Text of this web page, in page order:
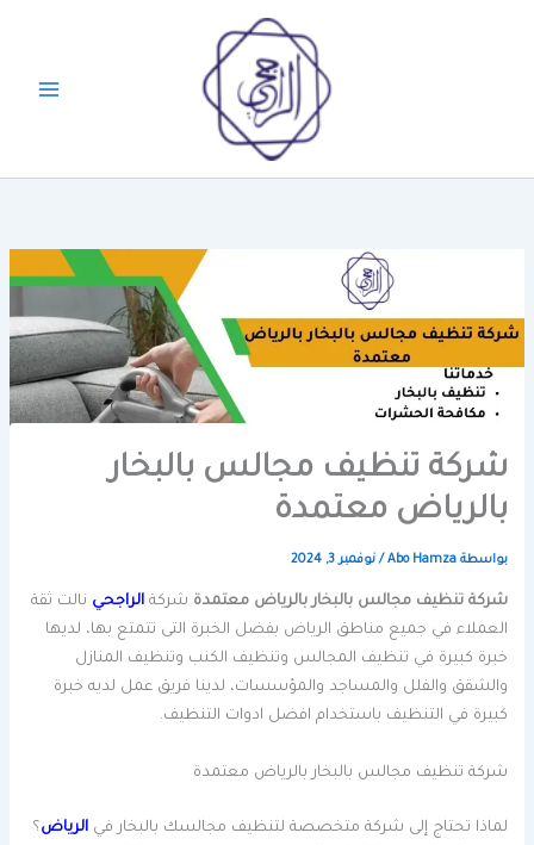
شركة تنظيف مجالس بالبخار
بالرياض معتمدة
بواسطة Abo Hamza
/نوفمبر 3, 2024
شركة تنظيف مجالس بالبخار بالرياض معتمدة شركةالراجحي نالت ثقة
العملاء في جميع مناطق الرياض بفضل الخبرة التى تتمتع بها، لديها
خبرة كبيرة في تنظيف المجالس وتنظيف الكنب وتنظيف المنازل
والشقق والفلل والمساجد والمؤسسات، لدينا فريق عمل لديه خبرة
كبيرة في التنظيف باستخدام افضل ادوات التنظيف.
شركة تنظيف مجالس بالبخار بالرياض معتمدة
لماذا تحتاج إلى شركة متخصصة لتنظيف مجالسك بالبخار فيالرياض؟